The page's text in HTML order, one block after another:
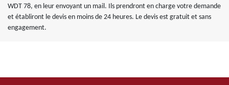
WDT 78, en leur envoyant un mail. Ils prendront en charge votre demande
et établiront le devis en moins de 24 heures. Le devis est gratuit et sans
engagement.